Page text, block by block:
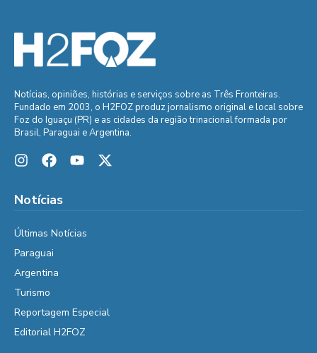
Notícias, opiniões, histórias e serviços sobre as Três Fronteiras.
Fundado em 2003, o H2FOZ produz jornalismo original e local sobre
Foz do Iguaçu (PR) e as cidades da região trinacional formada por
Brasil, Paraguai e Argentina.
Notícias
Últimas Notícias
Paraguai
Argentina
Turismo
Reportagem Especial
Editorial H2FOZ